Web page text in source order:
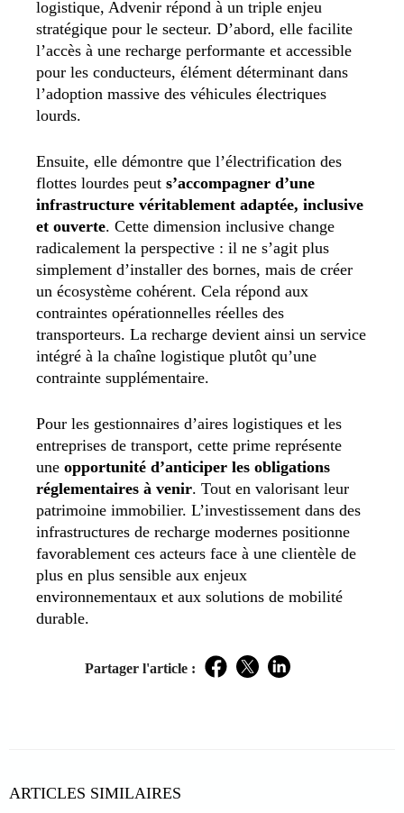
logistique, Advenir répond à un triple enjeu
stratégique pour le secteur. D’abord, elle facilite
l’accès à une recharge performante et accessible
pour les conducteurs, élément déterminant dans
l’adoption massive des véhicules électriques
lourds.
Ensuite, elle démontre que l’électrification des
flottes lourdes peut s’accompagner d’une
infrastructure véritablement adaptée, inclusive
et ouverte. Cette dimension inclusive change
radicalement la perspective : il ne s’agit plus
simplement d’installer des bornes, mais de créer
un écosystème cohérent. Cela répond aux
contraintes opérationnelles réelles des
transporteurs. La recharge devient ainsi un service
intégré à la chaîne logistique plutôt qu’une
contrainte supplémentaire.
Pour les gestionnaires d’aires logistiques et les
entreprises de transport, cette prime représente
une opportunité d’anticiper les obligations
réglementaires à venir. Tout en valorisant leur
patrimoine immobilier. L’investissement dans des
infrastructures de recharge modernes positionne
favorablement ces acteurs face à une clientèle de
plus en plus sensible aux enjeux
environnementaux et aux solutions de mobilité
durable.
Partager l'article : Facebook
TwitterLinkedIn
ARTICLES SIMILAIRES